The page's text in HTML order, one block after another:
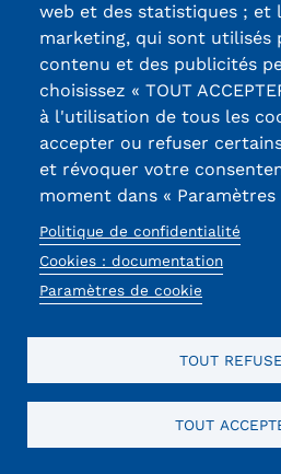
CAPTCHA
Math question (3 + 7 =)
Trouvez la solution de ce
simple et saisissez le résultat.
saisissez 4.
Cette question sert à vérifier si
humain ou non afin d'éviter les
web et des statistiques ; et
marketing, qui sont utilisés
contenu et des publicités
choisissez « TOUT
à l'utilisation de tous les
accepter ou refuser
et révoquer votre
moment dans « Paramètres
Politique de confidentialité
Cookies : documentation
Paramètres de cookie
TOUT
TOUT